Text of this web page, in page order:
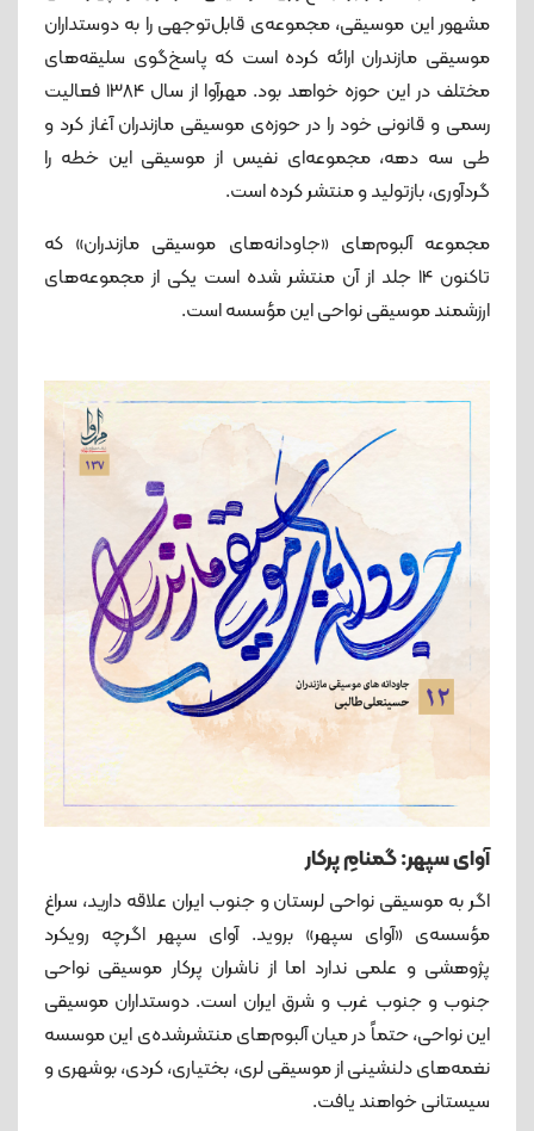
مشهور این موسیقی، مجموعه‌ی قابل‌توجهی را به دوستداران
موسیقی مازندران ارائه کرده است که پاسخ‌گوی سلیقه‌های
مختلف در این حوزه خواهد بود. مهرآوا از سال 1384 فعالیت
رسمی و قانونی خود را در حوزه‌ی موسیقی مازندران آغاز کرد و
طی سه دهه، مجموعه‌ای‌ نفیس از موسیقی این خطه را
گردآوری، بازتولید و منتشر کرده است.
مجموعه‌ آلبو‌م‌های «جاودانه‌های موسیقی مازندران» که
تاکنون 14 جلد از آن منتشر شده است یکی از مجموعه‌های
ارزشمند موسیقی نواحی این مؤسسه است.
آوای سپهر: گمنامِ پرکار
اگر به موسیقی نواحی لرستان و جنوب ایران علاقه دارید، سراغ
مؤسسه‌ی «آوای سپهر» بروید. آوای سپهر اگرچه رویکرد
پژوهشی و علمی ندارد اما از ناشران پرکار موسیقی نواحی
جنوب و جنوب غرب و شرق ایران است. دوستداران موسیقی
این نواحی، حتماً در میان آلبوم‌های منتشرشده‌ی این موسسه
نغمه‌های دلنشینی از موسیقی لری، بختیاری، کردی، بوشهری و
سیستانی خواهند یافت.